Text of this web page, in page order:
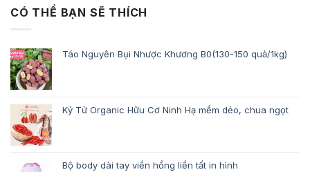
CÓ THỂ BẠN SẼ THÍCH
Táo Nguyên Bụi Nhược Khương B0(130-150 quả/1kg)
Kỷ Tử Organic Hữu Cơ Ninh Hạ mềm dẻo, chua ngọt
Bộ body dài tay viền hồng liền tất in hình